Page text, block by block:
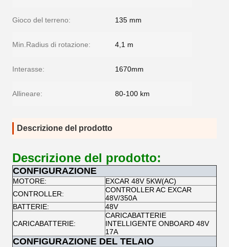
Gioco del terreno: 135 mm
Min.Radius di rotazione: 4,1 m
Interasse: 1670mm
Allineare: 80-100 km
Descrizione del prodotto
Descrizione del prodotto:
CONFIGURAZIONE
MOTORE:
EXCAR 48V 5KW(AC)
CONTROLLER:
CONTROLLER AC EXCAR
48V/350A
BATTERIE:
48V
CARICABATTERIE:
CARICABATTERIE
INTELLIGENTE ONBOARD 48V
17A
CONFIGURAZIONE DEL TELAIO